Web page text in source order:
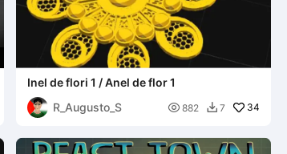
Inel de flori 1 / Anel de flor 1
R_Augusto_S
 882  7 34